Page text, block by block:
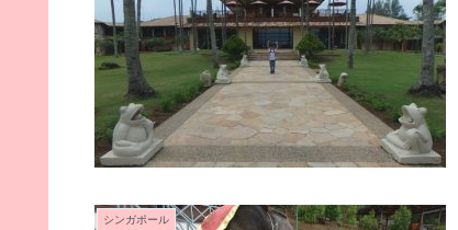
シンガポール